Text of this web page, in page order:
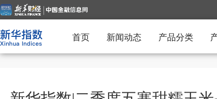
首页 新闻动态 产品分类